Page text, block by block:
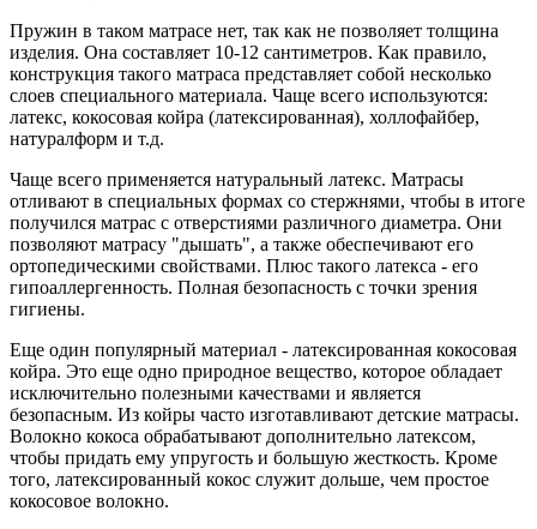
Пружин в таком матрасе нет, так как не позволяет толщина
изделия. Она составляет 10-12 сантиметров. Как правило,
конструкция такого матраса представляет собой несколько
слоев специального материала. Чаще всего используются:
латекс, кокосовая койра (латексированная), холлофайбер,
натуралформ и т.д.
Чаще всего применяется натуральный латекс. Матрасы
отливают в специальных формах со стержнями, чтобы в итоге
получился матрас с отверстиями различного диаметра. Они
позволяют матрасу "дышать", а также обеспечивают его
ортопедическими свойствами. Плюс такого латекса - его
гипоаллергенность. Полная безопасность с точки зрения
гигиены.
Еще один популярный материал - латексированная кокосовая
койра. Это еще одно природное вещество, которое обладает
исключительно полезными качествами и является
безопасным. Из койры часто изготавливают детские матрасы.
Волокно кокоса обрабатывают дополнительно латексом,
чтобы придать ему упругость и большую жесткость. Кроме
того, латексированный кокос служит дольше, чем простое
кокосовое волокно.